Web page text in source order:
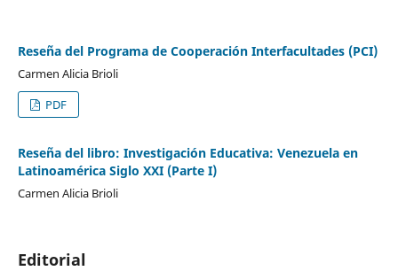
Reseña del Programa de Cooperación Interfacultades (PCI)
Carmen Alicia Brioli
PDF
Reseña del libro: Investigación Educativa: Venezuela en
Latinoamérica Siglo XXI (Parte I)
Carmen Alicia Brioli
Editorial